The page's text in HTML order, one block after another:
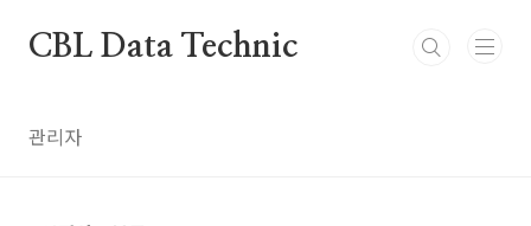
CBL Data Technic
관리자